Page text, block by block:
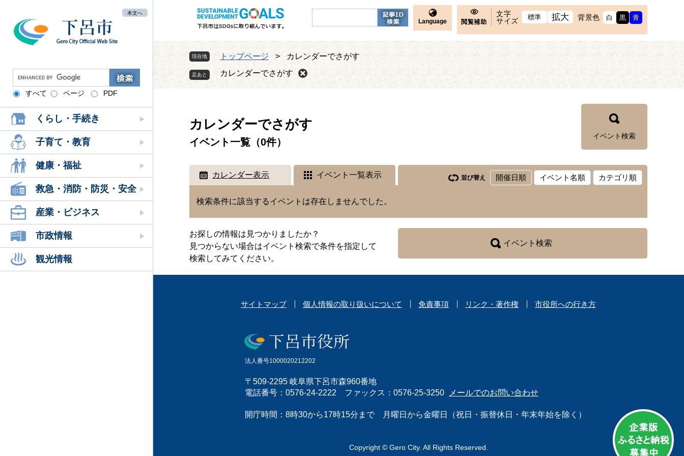
本文へ
G
o
o
g
l
e
カ
ス
タ
ム
検
索
すべて ページ PDF
くらし・手続き
子育て・教育
健康・福祉
救急・消防・防災・安全
産業・ビジネス
市政情報
観光情報
Language 閲覧補助
文字
サイズ
標準 拡大 背景色 白 黒 青
現在地 トップページ >
カレンダーでさがす
カレンダーでさがす
カレンダーでさがす
イベント検索
イベント一覧（0件）
カレンダー表示 イベント一覧表示 並び替え 開催日順 イベント名順 カテゴリ順
検索条件に該当するイベントは存在しませんでした。
お探しの情報は見つかりましたか？
見つからない場合はイベント検索で条件を指定して
検索してみてください。
イベント検索
サイトマップ 個人情報の取り扱いについて 免責事項 リンク・著作権 市役所への行き方
法人番号1000020212202
〒509-2295 岐阜県下呂市森960番地
電話番号：0576-24-2222 ファックス：0576-25-3250
メールでのお問い合わせ
開庁時間：8時30から17時15分まで 月曜日から金曜日（祝日・振替休日・年末年始を除く）
Copyright © Gero City. All Rights Reserved.